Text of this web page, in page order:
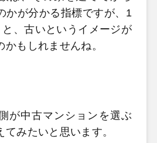
かが分かる指標ですが、 1
、古いというイメージが
もしれませんね。
が中古マンションを選ぶ
みたいと思います。